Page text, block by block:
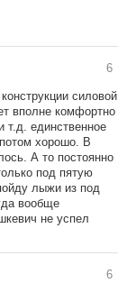
6
силовой
вполне комфортно
т.д. единственное
хорошо. В
А то постоянно
под пятую
лыжи из под
вообще
не успел
6